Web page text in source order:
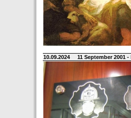
10.09.2024 11 September 2001